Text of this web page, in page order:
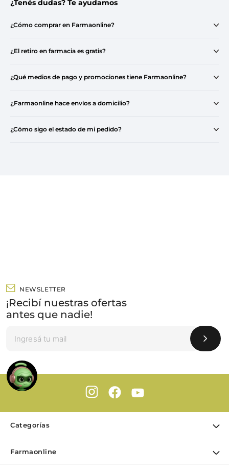
¿Tenés dudas? Te ayudamos
¿Cómo comprar en Farmaonline?
¿El retiro en farmacia es gratis?
¿Qué medios de pago y promociones tiene Farmaonline?
¿Farmaonline hace envíos a domicilio?
¿Cómo sigo el estado de mi pedido?
NEWSLETTER
¡Recibí nuestras ofertas
antes que nadie!
Categorías
Farmaonline